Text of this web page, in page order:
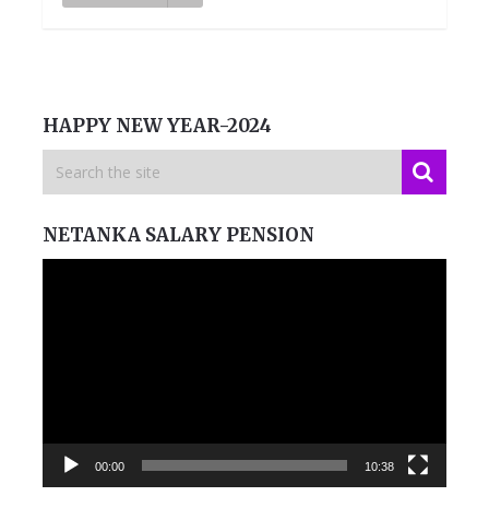
HAPPY NEW YEAR-2024
NETANKA SALARY PENSION
00:00 10:38